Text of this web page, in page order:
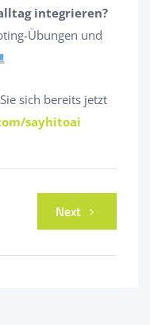
integrieren?
Übungen und
sich bereits jetzt
sayhitoai
Next